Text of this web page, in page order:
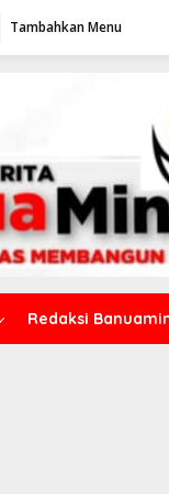
Tambahkan Menu
Redaksi